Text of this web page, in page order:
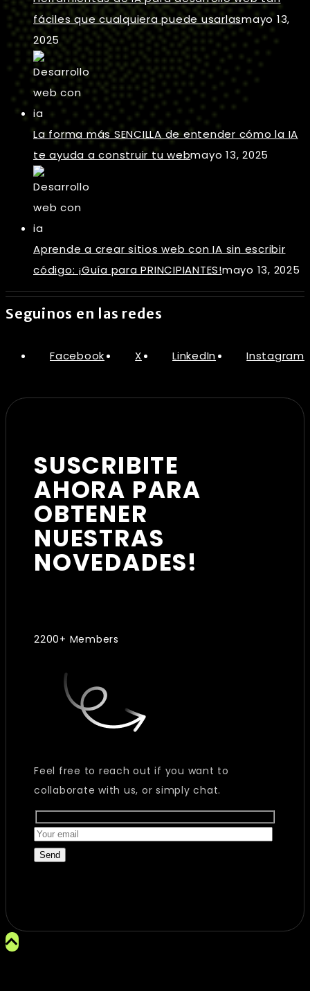
fáciles que cualquiera puede usarlasmayo 13,
2025
La forma más SENCILLA de entender cómo la IA
te ayuda a construir tu webmayo 13, 2025
Aprende a crear sitios web con IA sin escribir
código: ¡Guía para PRINCIPIANTES!mayo 13, 2025
Seguinos en las redes
Facebook X LinkedIn Instagram
SUSCRIBITE
AHORA PARA
OBTENER
NUESTRAS
NOVEDADES!
2200+ Members
Feel free to reach out if you want to
collaborate with us, or simply chat.
Send